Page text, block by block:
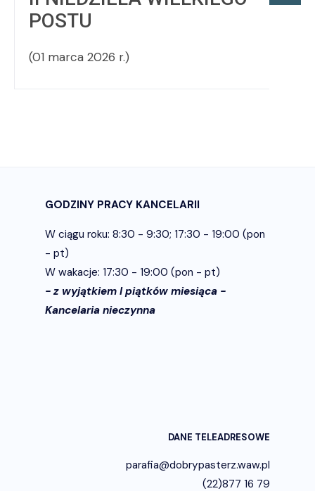
POSTU
(01 marca 2026 r.)
GODZINY PRACY KANCELARII
W ciągu roku: 8:30 - 9:30; 17:30 - 19:00 (pon
- pt)
W wakacje: 17:30 - 19:00 (pon - pt)
- z wyjątkiem I piątków miesiąca -
Kancelaria nieczynna
DANE TELEADRESOWE
parafia@dobrypasterz.waw.pl
(22)877 16 79